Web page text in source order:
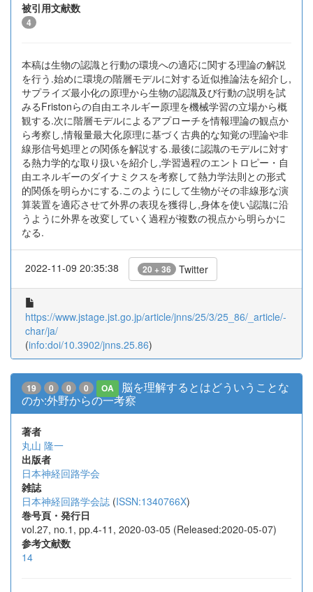
被引用文献数
4
本稿は生物の認識と行動の環境への適応に関する理論の解説
を行う.始めに環境の階層モデルに対する近似推論法を紹介し,
サプライズ最小化の原理から生物の認識及び行動の説明を試
みるFristonらの自由エネルギー原理を機械学習の立場から概
観する.次に階層モデルによるアプローチを情報理論の観点か
ら考察し,情報量最大化原理に基づく古典的な知覚の理論や非
線形信号処理との関係を解説する.最後に認識のモデルに対す
る熱力学的な取り扱いを紹介し,学習過程のエントロピー・自
由エネルギーのダイナミクスを考察して熱力学法則との形式
的関係を明らかにする.このようにして生物がその非線形な演
算装置を適応させて外界の表現を獲得し,身体を使い認識に沿
うように外界を改変していく過程が複数の視点から明らかに
なる.
2022-11-09 20:35:38 20 + 36 Twitter
https://www.jstage.jst.go.jp/article/jnns/25/3/25_86/_article/-
char/ja/
(info:doi/10.3902/jnns.25.86)
19 0 0 0 OA
脳を理解するとはどういうことな
のか:外野からの一考察
著者
丸山 隆一
出版者
日本神経回路学会
雑誌
日本神経回路学会誌 (ISSN:1340766X)
巻号頁・発行日
vol.27, no.1, pp.4-11, 2020-03-05 (Released:2020-05-07)
参考文献数
14